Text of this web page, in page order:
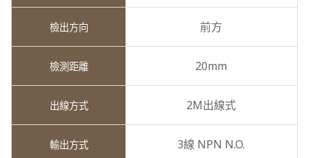
前方
20mm
2M出線式
3線 NPN N.O.